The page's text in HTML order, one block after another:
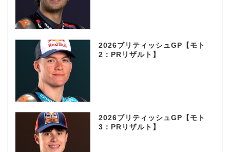
2026ブリティッシュGP【モト
2：PRリザルト】
2026ブリティッシュGP【モト
3：PRリザルト】